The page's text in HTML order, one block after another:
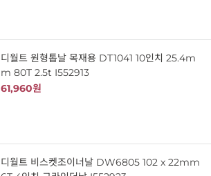
디월트 원형톱날 목재용 DT1041 10인치 25.4m
m 80T 2.5t I552913
61,960원
디월트 비스켓조이너날 DW6805 102 x 22mm